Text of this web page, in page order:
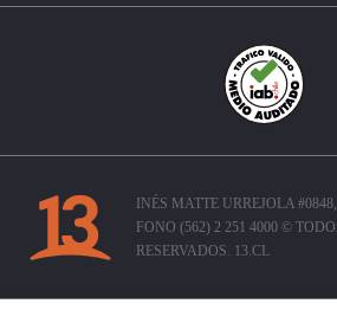
INÉS MATTE URREJOLA
FONO (562) 2 251 4000 ©
RESERVADOS. 13.CL